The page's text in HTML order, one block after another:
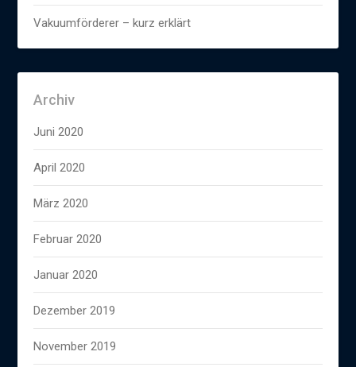
Vakuumförderer – kurz erklärt
Archiv
Juni 2020
April 2020
März 2020
Februar 2020
Januar 2020
Dezember 2019
November 2019